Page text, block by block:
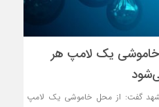
یک لامپ هر
گفت: از محل خاموشی یک لامپ